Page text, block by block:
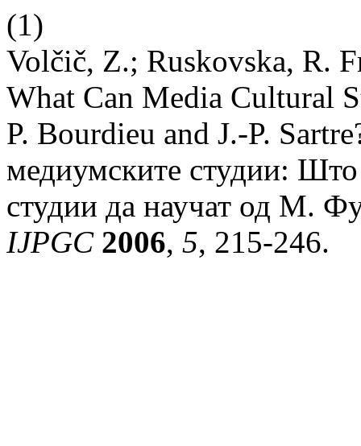
(1)
Volčič, Z.; Ruskovska, R.
What Can Media Cultural
P. Bourdieu and J.-P.
медиумските студии:
студии да научат од М.
IJPGC 2006, 5, 215-246.